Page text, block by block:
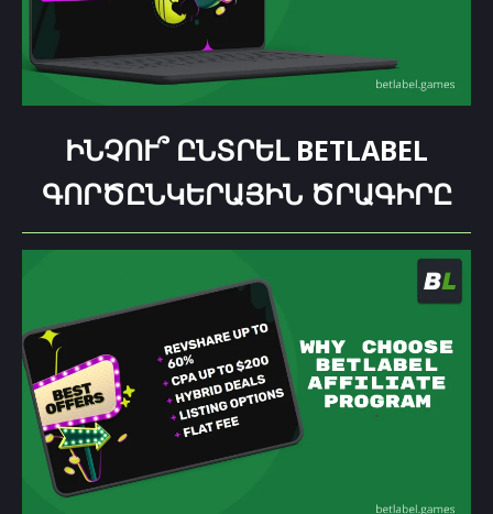
ԻՆՉՈՒ՞ ԸՆՏՐԵԼ BETLABEL
ԳՈՐԾԸՆԿԵՐԱՅԻՆ ԾՐԱԳԻՐԸ